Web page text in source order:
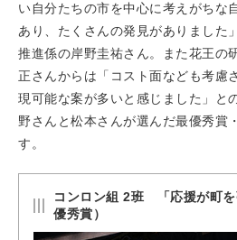
い自分たちの市を中心に考えがちな
あり、たくさんの発見がありました
推進係の岸野圭祐さん。また花王の
正さんからは「コスト面なども考慮
現可能な案が多いと感じました」と
野さんと松本さんが選んだ最優秀賞
す。
コンロン組 2班 「応援が町
優秀賞）